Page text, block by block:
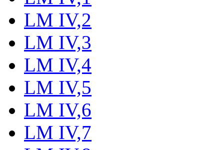
LM IV,2
LM IV,3
LM IV,4
LM IV,5
LM IV,6
LM IV,7